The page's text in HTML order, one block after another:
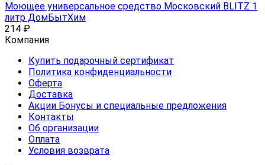
Моющее универсальное средство Московский BLITZ 1
литр ДомБытХим
214 ₽
Компания
Купить подарочный сертификат
Политика конфиденциальности
Оферта
Доставка
Акции Бонусы и специальные предложения
Контакты
Об организации
Оплата
Условия возврата